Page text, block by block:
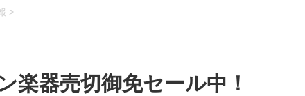
>
楽器売切御免セール中！